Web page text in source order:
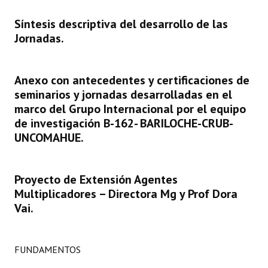
Dictámenes Asesoría Letrada
Ejecución Presupuestaria
Actas de Audiencias Públicas
Comunicaciones
Declaraciones
Resoluciones de Presidencia
Síntesis descriptiva del desarrollo de las
Jornadas.
Anexo con antecedentes y certificaciones de
seminarios y jornadas desarrolladas en el
marco del Grupo Internacional por el equipo
de investigación B-162- BARILOCHE-CRUB-
UNCOMAHUE.
Proyecto de Extensión Agentes
Multiplicadores – Directora Mg y Prof Dora
Vai.
FUNDAMENTOS